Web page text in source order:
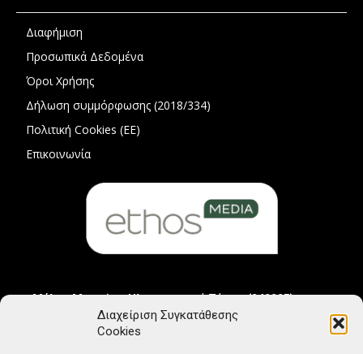
Διαχείριση Συγκατάθεσης
Cookies
Διαφήμιση
Προσωπικά Δεδομένα
Όροι Χρήσης
Δήλωση συμμόρφωσης (2018/334)
Πολιτική Cookies (ΕΕ)
Επικοινωνία
Μέλος Μητρώου Ηλεκτρονικού Τύπου (242225)